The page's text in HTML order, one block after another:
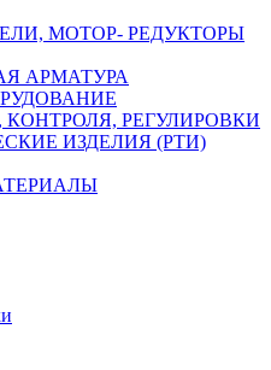
МОТОР- РЕДУКТОРЫ
АРМАТУРА
КОНТРОЛЯ, РЕГУЛИРОВКИ
ИЗДЕЛИЯ (РТИ)